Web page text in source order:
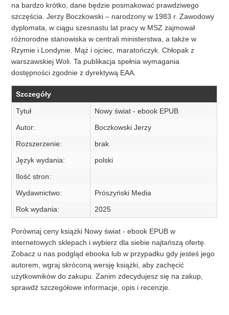
na bardzo krótko, dane będzie posmakować prawdziwego
szczęścia. Jerzy Boczkowski – narodzony w 1983 r. Zawodowy
dyplomata, w ciągu szesnastu lat pracy w MSZ zajmował
różnorodne stanowiska w centrali ministerstwa, a także w
Rzymie i Londynie. Mąż i ojciec, maratończyk. Chłopak z
warszawskiej Woli. Ta publikacja spełnia wymagania
dostępności zgodnie z dyrektywą EAA.
Szczegóły
Tytuł
Nowy świat - ebook EPUB
Autor:
Boczkowski Jerzy
Rozszerzenie:
brak
Język wydania:
polski
Ilość stron:
Wydawnictwo:
Prószyński Media
Rok wydania:
2025
Porównaj ceny książki Nowy świat - ebook EPUB w
internetowych sklepach i wybierz dla siebie najtańszą ofertę.
Zobacz u nas podgląd ebooka lub w przypadku gdy jesteś jego
autorem, wgraj skróconą wersję książki, aby zachęcić
użytkowników do zakupu. Zanim zdecydujesz się na zakup,
sprawdź szczegółowe informacje, opis i recenzje.